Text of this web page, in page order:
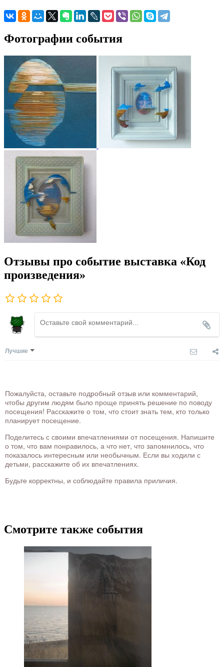
Фотографии события
Отзывы про событие выставка «Код
произведения»
Лучшие
Пожалуйста, оставьте подробный отзыв или комментарий,
чтобы другим людям было проще принять решение по поводу
посещения! Расскажите о том, что стоит знать тем, кто только
планирует посещение.
Поделитесь с своими впечатлениями от посещения. Напишите
о том, что вам понравилось, а что нет, что запомнилось, что
показалось интересным или необычным. Если вы ходили с
детьми, расскажите об их впечатлениях.
Будьте корректны, и соблюдайте правила приличия.
Смотрите также события